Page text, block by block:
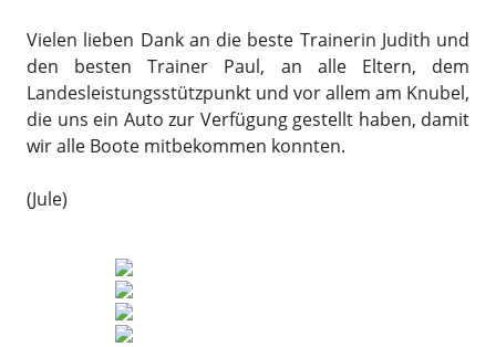
Vielen lieben Dank an die beste Trainerin Judith und
den besten Trainer Paul, an alle Eltern, dem
Landesleistungsstützpunkt und vor allem am Knubel,
die uns ein Auto zur Verfügung gestellt haben, damit
wir alle Boote mitbekommen konnten.
(Jule)